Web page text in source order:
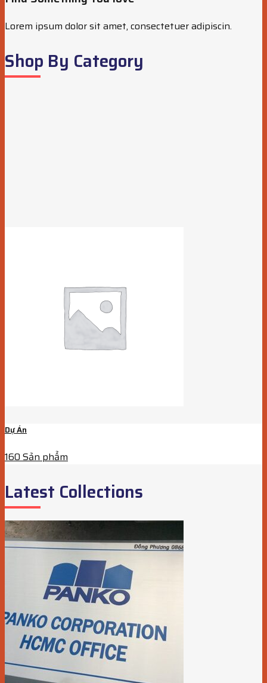
Lorem ipsum dolor sit amet, consectetuer adipiscin.
Shop By Category
Dự Án
160 Sản phẩm
Latest Collections